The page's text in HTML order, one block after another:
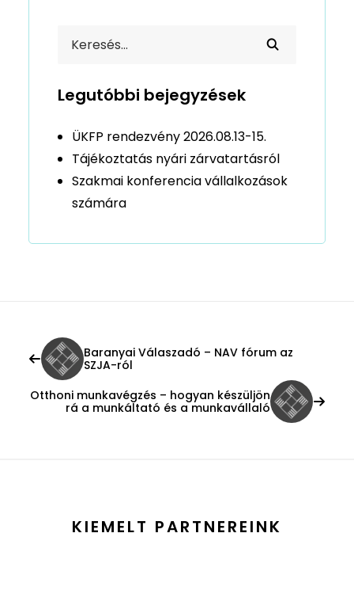
Legutóbbi bejegyzések
ÜKFP rendezvény 2026.08.13-15.
Tájékoztatás nyári zárvatartásról
Szakmai konferencia vállalkozások
számára
Baranyai Válaszadó – NAV fórum az
SZJA-ról
Otthoni munkavégzés – hogyan készüljön
rá a munkáltató és a munkavállaló
KIEMELT PARTNEREINK